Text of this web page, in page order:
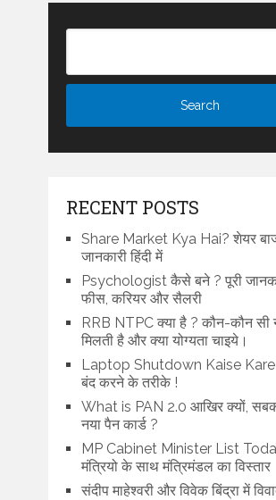
RECENT POSTS
Share Market Kya Hai? शेयर
जानकारी हिंदी में
Psychologist कैसे बने ? पूरी
फीस, करियर और सैलरी
RRB NTPC क्या है ? कौन-कौन सी
मिलती है और क्या योग्यता चाइये।
Laptop Shutdown Kaise Kare
बंद करने के तरीके !
What is PAN 2.0 आखिर क्यों,
नया पैन कार्ड ?
MP Cabinet Minister List
मंत्रियो के साथ मंत्रिमंडल का विस्तार
संदीप माहेश्वरी और विवेक बिंद्रा में